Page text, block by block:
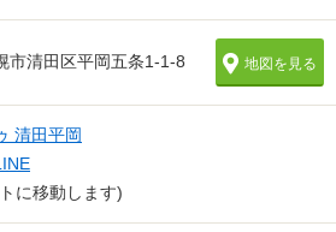
市清田区平岡五条1-1-8 地図を見る
清田平岡
に移動します)